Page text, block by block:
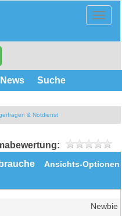
News Suche
& Notdienst
Ansichts-Optionen
Newbie